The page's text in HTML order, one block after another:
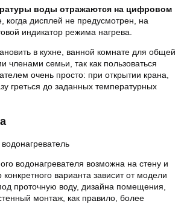
воды отражаются на цифровом
когда дисплей не предусмотрен, на
индикатор режима нагрева.
в кухне, ванной комнате для общей
членами семьи, так как пользоваться
очень просто: при открытии крана,
греться до заданных температурных
водонагревателя возможна на стену и
варианта зависит от модели
проточную воду, дизайна помещения,
монтаж, как правило, более